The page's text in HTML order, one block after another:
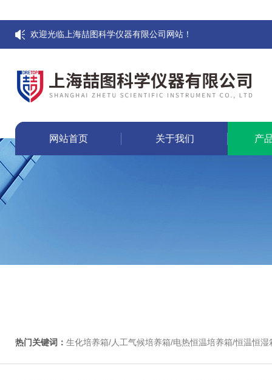
欢迎光临上海喆图科学仪器有限公司网站！
网站首页 关于我们 产
热门关键词： 生化培养箱/人工气候培养箱/电热恒温培养箱/恒温恒湿箱/光照培养箱/二氧化碳培养箱